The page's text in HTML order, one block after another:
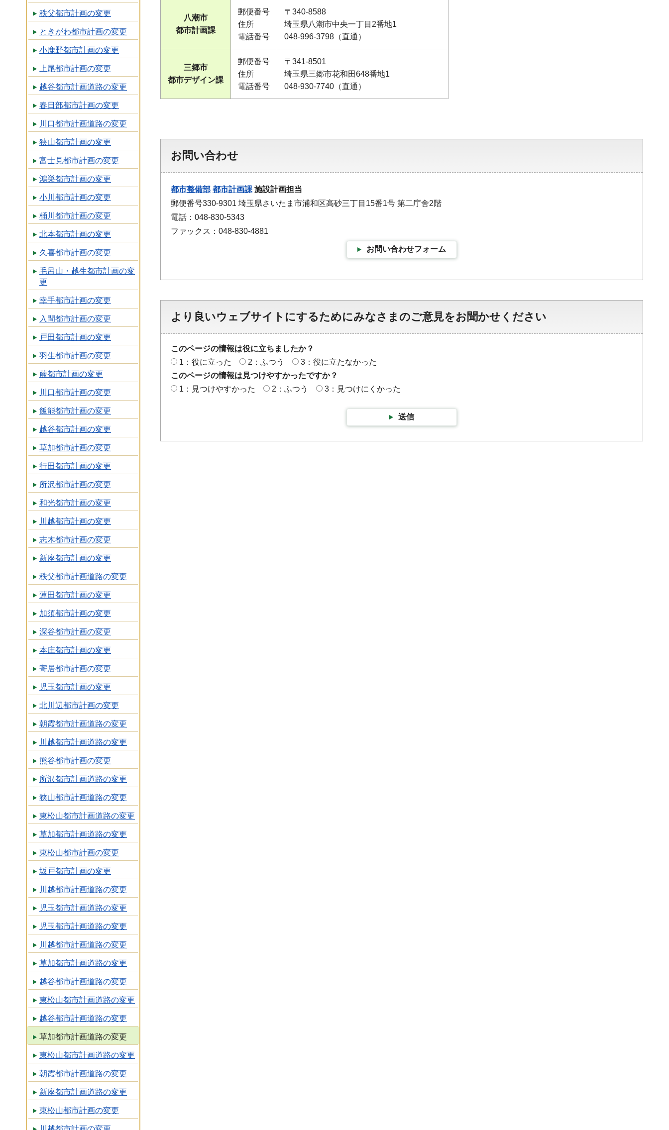
秩父都市計画の変更
ときがわ都市計画の変更
小鹿野都市計画の変更
上尾都市計画の変更
越谷都市計画道路の変更
春日部都市計画の変更
川口都市計画道路の変更
狭山都市計画の変更
富士見都市計画の変更
鴻巣都市計画の変更
小川都市計画の変更
桶川都市計画の変更
北本都市計画の変更
久喜都市計画の変更
毛呂山・越生都市計画の変
更
幸手都市計画の変更
入間都市計画の変更
戸田都市計画の変更
羽生都市計画の変更
蕨都市計画の変更
川口都市計画の変更
飯能都市計画の変更
越谷都市計画の変更
草加都市計画の変更
行田都市計画の変更
所沢都市計画の変更
和光都市計画の変更
川越都市計画の変更
志木都市計画の変更
新座都市計画の変更
秩父都市計画道路の変更
蓮田都市計画の変更
加須都市計画の変更
深谷都市計画の変更
本庄都市計画の変更
寄居都市計画の変更
児玉都市計画の変更
北川辺都市計画の変更
朝霞都市計画道路の変更
川越都市計画道路の変更
熊谷都市計画の変更
所沢都市計画道路の変更
狭山都市計画道路の変更
東松山都市計画道路の変更
草加都市計画道路の変更
東松山都市計画の変更
坂戸都市計画の変更
川越都市計画道路の変更
児玉都市計画道路の変更
児玉都市計画道路の変更
川越都市計画道路の変更
草加都市計画道路の変更
越谷都市計画道路の変更
東松山都市計画道路の変更
越谷都市計画道路の変更
草加都市計画道路の変更
東松山都市計画道路の変更
朝霞都市計画道路の変更
新座都市計画道路の変更
東松山都市計画の変更
八潮市
都市計画課
郵便番号
住所
電話番号
〒340-8588
埼玉県八潮市中央一丁目2番地1
048-996-3798（直通）
三郷市
都市デザイン課
郵便番号
住所
電話番号
〒341-8501
埼玉県三郷市花和田648番地1
048-930-7740（直通）
お問い合わせ
都市整備部 都市計画課 施設計画担当
郵便番号330-9301 埼玉県さいたま市浦和区高砂三丁目15番1号 第二庁舎2階
電話：048-830-5343
ファックス：048-830-4881
お問い合わせフォーム
より良いウェブサイトにするためにみなさまのご意見をお聞かせください
このページの情報は役に立ちましたか？
1：役に立った
2：ふつう
3：役に立たなかった
このページの情報は見つけやすかったですか？
1：見つけやすかった
2：ふつう 3：見つけにくかった
送信